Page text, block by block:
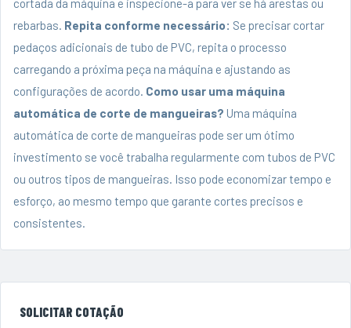
cortada da máquina e inspecione-a para ver se há arestas ou
rebarbas. Repita conforme necessário: Se precisar cortar
pedaços adicionais de tubo de PVC, repita o processo
carregando a próxima peça na máquina e ajustando as
configurações de acordo. Como usar uma máquina
automática de corte de mangueiras? Uma máquina
automática de corte de mangueiras pode ser um ótimo
investimento se você trabalha regularmente com tubos de PVC
ou outros tipos de mangueiras. Isso pode economizar tempo e
esforço, ao mesmo tempo que garante cortes precisos e
consistentes.
SOLICITAR COTAÇÃO